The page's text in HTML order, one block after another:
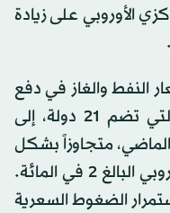
الأوروبي على زيادة
النفط والغاز في دفع
معدل التضخم بمنطقة اليورو التي تضم 21 دولة، إلى
الماضي، متجاوزاً بشكل
ملحوظ هدف البنك المركزي الأوروبي البالغ 2 في المائة.
الضغوط السعرية